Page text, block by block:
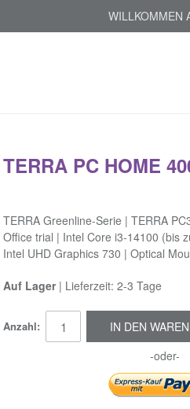
WILLKOMMEN
TERRA PC HOME
TERRA Greenline-Serie | TERRA
Office trial | Intel Core i3-14100 (bis
Intel UHD Graphics 730 | Optical
Auf Lager| Lieferzeit: 2-3 Tage
Anzahl:
IN DEN
-oder-